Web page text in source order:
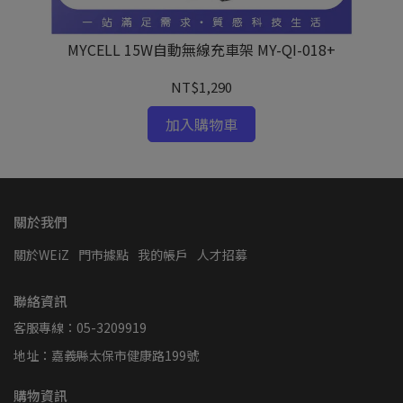
MYCELL 15W自動無線充車架 MY-QI-018+
NT$1,290
加入購物車
關於我們
關於WEiZ 門市據點 我的帳戶 人才招募
聯絡資訊
客服專線：05-3209919
地址：嘉義縣太保市健康路199號
購物資訊